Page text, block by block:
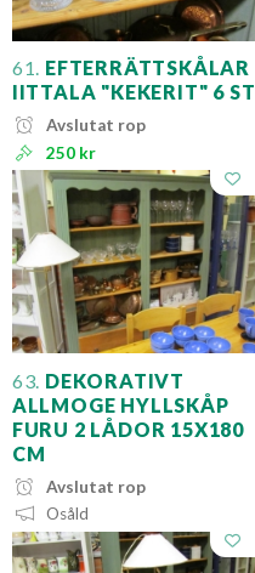
61. EFTERRÄTTSKÅLAR
IITTALA "KEKERIT" 6 ST
Avslutat rop
250 kr
63. DEKORATIVT
ALLMOGE HYLLSKÅP
FURU 2 LÅDOR 15X180
CM
Avslutat rop
Osåld